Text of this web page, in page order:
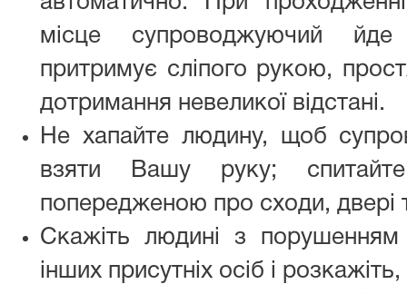
місце супроводжуючий
притримує сліпого рукою,
дотримання невеликої відстані.
Не хапайте людину, щоб
взяти Вашу руку;
попередженою про сходи, двері
Скажіть людині з
інших присутніх осіб і